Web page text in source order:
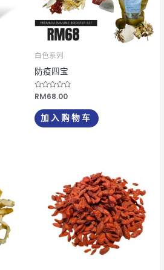
白色系列
防疫四宝
评
分
&
s
o
RM68.00
加入购物车